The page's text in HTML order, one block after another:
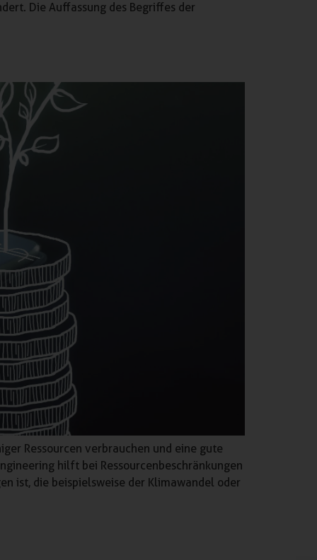
Die Auffassung des Begriffes der
Ressourcen verbrauchen und eine gute
hilft bei Ressourcenbeschränkungen
ist, die beispielsweise der Klimawandel oder